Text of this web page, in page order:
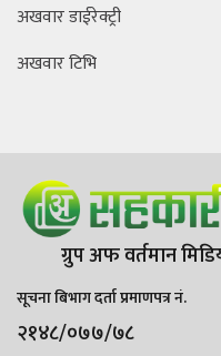
अखवार डाईरेक्ट्री
अखवार टिभि
ग्रुप अफ वर्तमान
सूचना बिभाग दर्ता प्रमाणपत्र नं.
२१४८/०७७/७८